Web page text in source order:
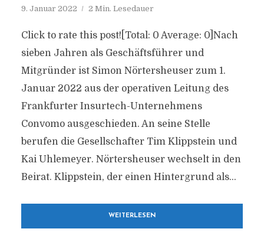
9. Januar 2022 2 Min. Lesedauer
Click to rate this post![Total: 0 Average: 0]Nach
sieben Jahren als Geschäftsführer und
Mitgründer ist Simon Nörtersheuser zum 1.
Januar 2022 aus der operativen Leitung des
Frankfurter Insurtech-Unternehmens
Convomo ausgeschieden. An seine Stelle
berufen die Gesellschafter Tim Klippstein und
Kai Uhlemeyer. Nörtersheuser wechselt in den
Beirat. Klippstein, der einen Hintergrund als...
WEITERLESEN